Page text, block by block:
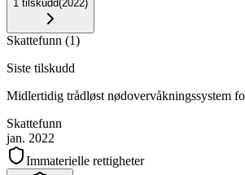
1 tilskudd(2022)
Skattefunn (1)
Siste tilskudd
Midlertidig trådløst nødovervåkningssystem
Skattefunn
jan. 2022
Immaterielle rettigheter